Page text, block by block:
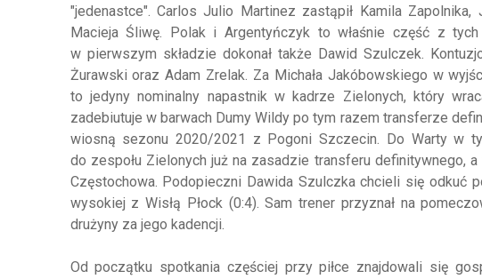
"jedenastce". Carlos Julio Martinez zastąpił Kamila
Macieja Śliwę. Polak i Argentyńczyk to właśnie część z
w pierwszym składzie dokonał także Dawid Szulczek.
Żurawski oraz Adam Zrelak. Za Michała Jakóbowskiego w
to jedyny nominalny napastnik w kadrze Zielonych, który
zadebiutuje w barwach Dumy Wildy po tym razem transferze
wiosną sezonu 2020/2021 z Pogoni Szczecin. Do Warty w
do zespołu Zielonych już na zasadzie transferu definitywnego,
Częstochowa. Podopieczni Dawida Szulczka chcieli się odkuć
wysokiej z Wisłą Płock (0:4). Sam trener przyznał na
drużyny za jego kadencji.
Od początku spotkania częściej przy piłce znajdowali się